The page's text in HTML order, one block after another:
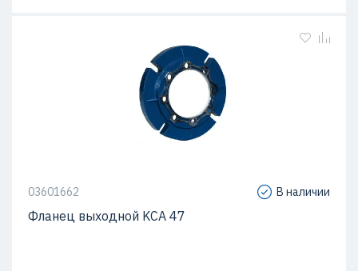
03601662 В наличии
Фланец выходной KCA 47